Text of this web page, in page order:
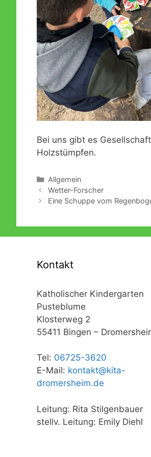
Bei uns gibt es
Holzstümpfen.
Kategorien
Allgemein
Wetter-Forscher
Eine Schuppe vom
Kontakt
Katholischer Kindergarten
Pusteblume
Klosterweg 2
55411 Bingen –
Tel: 06725-3620
E-Mail: kontakt@kita-
dromersheim.de
Leitung: Rita Stilgenbauer
stellv. Leitung: Emily Diehl